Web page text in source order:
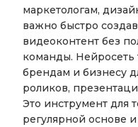
маркетологам,
важно быстро
видеоконтент без
команды. Нейросеть
брендам и бизнесу
роликов,
Это инструмент для
регулярной основе